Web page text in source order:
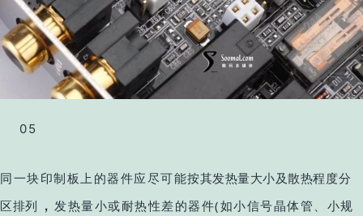
05
同一块印制板上的器件应尽可能按其发热量大小及散热程度分
区排列 ，发热量小或耐热性差的器件(如小信号晶体管、小规